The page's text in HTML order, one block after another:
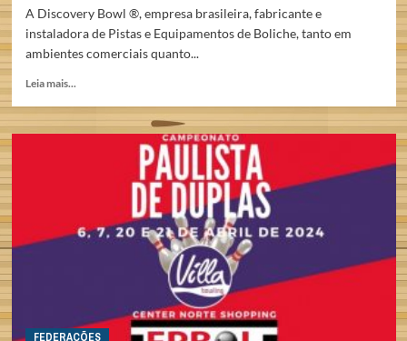
A Discovery Bowl ®, empresa brasileira, fabricante e
instaladora de Pistas e Equipamentos de Boliche, tanto em
ambientes comerciais quanto...
Leia mais...
A
MERCADO
ASIÁTICO
FEDERAÇÕES